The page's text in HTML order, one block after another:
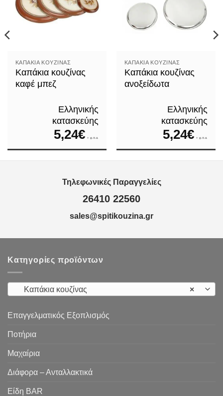
ΚΑΠΆΚΙΑ ΚΟΥΖΊΝΑΣ
Καπάκια κουζίνας
καφέ μπεζ
Ελληνικής
κατασκεύης
5,24€ + φ.π.α.
ΚΑΠΆΚΙΑ ΚΟΥΖΊΝΑΣ
Καπάκια κουζίνας
ανοξείδωτα
Ελληνικής
κατασκεύης
5,24€ + φ.π.α.
Τηλεφωνικές Παραγγελίες
26410 22560
sales@spitikouzina.gr
Κατηγορίες προϊόντων
×
Καπάκια κουζίνας
Επαγγελματικός Εξοπλισμός
Ποτήρια
Μαχαίρια
Διάφορα – Ανταλλακτικά
Είδη ΒAR